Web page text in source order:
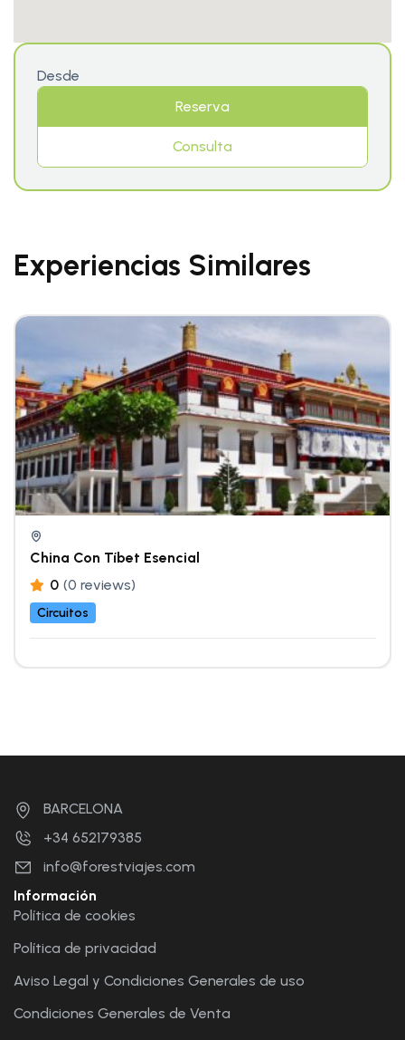
Desde
Reserva
Consulta
Experiencias Similares
China Con Tíbet Esencial
0 (0 reviews)
Circuitos
BARCELONA
+34 652179385
info@forestviajes.com
Información
Política de cookies
Política de privacidad
Aviso Legal y Condiciones Generales de uso
Condiciones Generales de Venta